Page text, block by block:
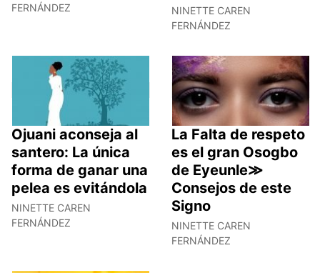
FERNÁNDEZ
NINETTE CAREN
FERNÁNDEZ
Ojuani aconseja al
santero: La única
forma de ganar una
pelea es evitándola
NINETTE CAREN
FERNÁNDEZ
La Falta de respeto
es el gran Osogbo
de Eyeunle≫
Consejos de este
Signo
NINETTE CAREN
FERNÁNDEZ